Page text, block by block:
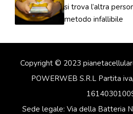
si trova l’altra
metodo infallibile
Copyright © 2023
POWERWEB S.R.L Partita
Sede legale: Via della Batteria